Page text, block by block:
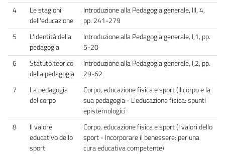
4
Le stagioni
dell'educazione
Introduzione alla Pedagogia generale, III, 4,
pp. 241-279
5
L'identità della
pedagogia
Introduzione alla Pedagogia generale, I,1, pp.
5-20
6
Statuto teorico
della pedagogia
Introduzione alla Pedagogia generale, I,2, pp.
29-62
7
La pedagogia
del corpo
Corpo, educazione fisica e sport (Il corpo e la
sua pedagogia - L'educazione fisica: spunti
epistemologici
8
Il valore
educativo dello
sport
Corpo, educazione fisica e sport (I valori dello
sport - Incorporare il benessere: per una
cura educativa competente)